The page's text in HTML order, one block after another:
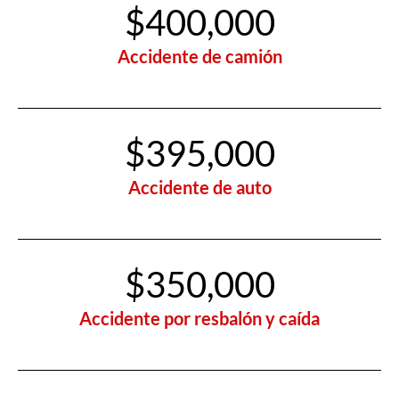
$400,000
Accidente de camión
$395,000
Accidente de auto
$350,000
Accidente por resbalón y caída